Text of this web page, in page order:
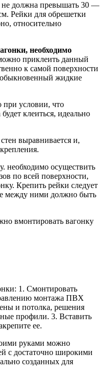
должна превышать 30 —
Рейки для обрешетки
относительно
необходимо
приклеить данный
к самой поверхности
обыкновенный жидкие
при условии, что
клеиться, идеально
выравнивается и,
необходимо осуществить
по всей поверхности,
Крепить рейки следует
между ними должно быть
вмонтировать вагонку
1. Смонтировать
монтажа ПВХ
и потолка, решения
профили. 3. Вставить
ее.
руками можно
с достаточно широкими
созданных для